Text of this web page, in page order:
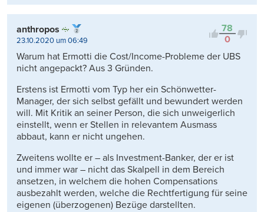
78
0
anthropos
23.10.2020 um 06:49
Warum hat Ermotti die Cost/Income-Probleme der UBS
nicht angepackt? Aus 3 Gründen.
Erstens ist Ermotti vom Typ her ein Schönwetter-
Manager, der sich selbst gefällt und bewundert werden
will. Mit Kritik an seiner Person, die sich unweigerlich
einstellt, wenn er Stellen in relevantem Ausmass
abbaut, kann er nicht ungehen.
Zweitens wollte er – als Investment-Banker, der er ist
und immer war – nicht das Skalpell in dem Bereich
ansetzen, in welchem die hohen Compensations
ausbezahlt werden, welche die Rechtfertigung für seine
eigenen (überzogenen) Bezüge darstellten.